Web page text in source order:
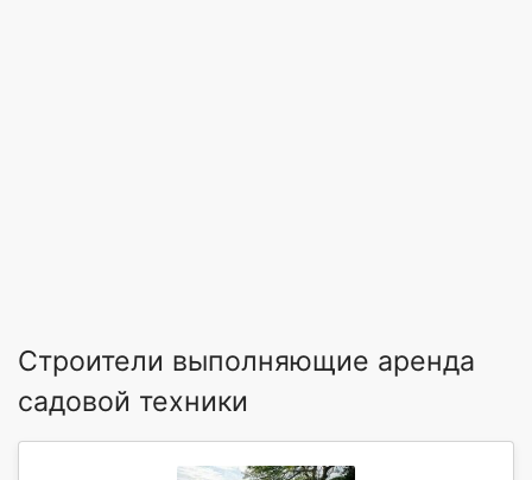
Строители выполняющие аренда
садовой техники